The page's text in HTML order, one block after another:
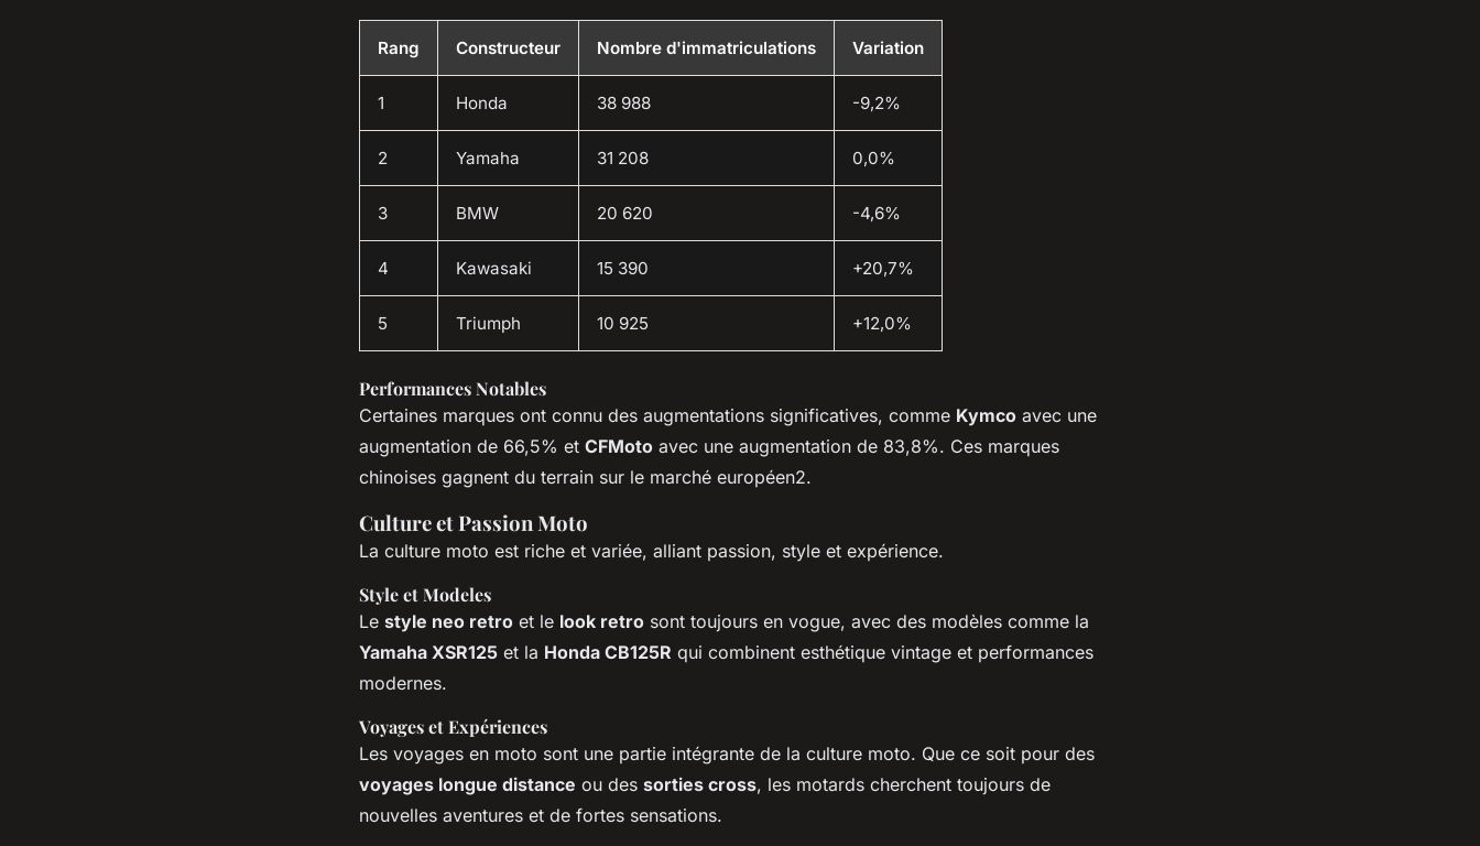
Rang Constructeur Nombre d'immatriculations Variation
1 Honda 38 988 -9,2%
2 Yamaha 31 208 0,0%
3 BMW 20 620 -4,6%
4 Kawasaki 15 390 +20,7%
5 Triumph 10 925 +12,0%
Performances Notables
Certaines marques ont connu des augmentations significatives, comme Kymco avec une
augmentation de 66,5% et CFMoto avec une augmentation de 83,8%. Ces marques
chinoises gagnent du terrain sur le marché européen2.
Culture et Passion Moto
La culture moto est riche et variée, alliant passion, style et expérience.
Style et Modeles
Le style neo retro et le look retro sont toujours en vogue, avec des modèles comme la
Yamaha XSR125 et la Honda CB125R qui combinent esthétique vintage et performances
modernes.
Voyages et Expériences
Les voyages en moto sont une partie intégrante de la culture moto. Que ce soit pour des
voyages longue distance ou des sorties cross, les motards cherchent toujours de
nouvelles aventures et de fortes sensations.